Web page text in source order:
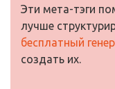
Эти мета-тэги
лучше
бесплатный
создать их.